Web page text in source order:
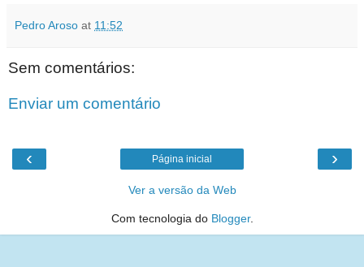
Pedro Aroso at 11:52
Sem comentários:
Enviar um comentário
‹ ›
Página inicial
Ver a versão da Web
Com tecnologia do Blogger.